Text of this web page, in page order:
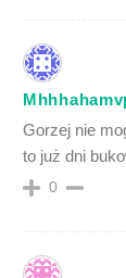
Gorzej nie
to już dni
0